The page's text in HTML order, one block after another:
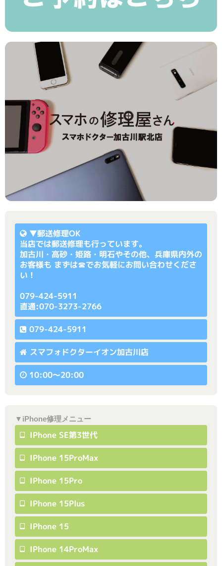
▼郵送修理OK
当店では郵送修理も行っています。
加古川・高砂・姫路・明石やその他、兵庫県内外の
お客様も まずは☎でお気軽にお問い合わせくださ
い！
079-424-5911
直通:070-3273-2766
079-424-5911
スマフォドクターイオン加古川店
10:00〜20:00
▼iPhone修理メニュー
IPhone SE第3世代
IPhone 15ProMax
IPhone 15Pro
IPhone 15Plus
IPhone 15
IPhone 14ProMax